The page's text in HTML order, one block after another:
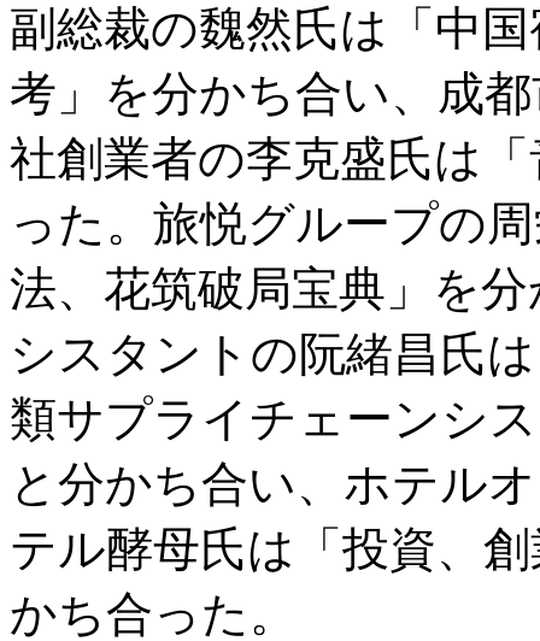
副総裁の魏然氏は「中
考」を分かち合い、成
社創業者の李克盛氏は
った。旅悦グループの
法、花筑破局宝典」を
シスタントの阮緒昌氏
類サプライチェーンシ
と分かち合い、ホテル
テル酵母氏は「投資、
かち合った。